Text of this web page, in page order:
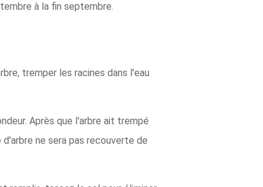
à la fin septembre.
tremper les racines dans l'eau
Après que l'arbre ait trempé
ne sera pas recouverte de